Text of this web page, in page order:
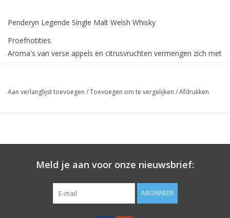
Penderyn Legende Single Malt Welsh Whisky
Proefnotities
Aroma's van verse appels en citrusvruchten vermengen zich met
mond is deze single malt whisky ongelooflijk glad en zowel vers
een afdronk van Madeira taart en sultaninerozijnen. Niet-koel
Aan verlanglijst toevoegen /Toevoegen om te vergelijken /Afdrukken
Meld je aan voor onze nieuwsbrief:
ABONNEER